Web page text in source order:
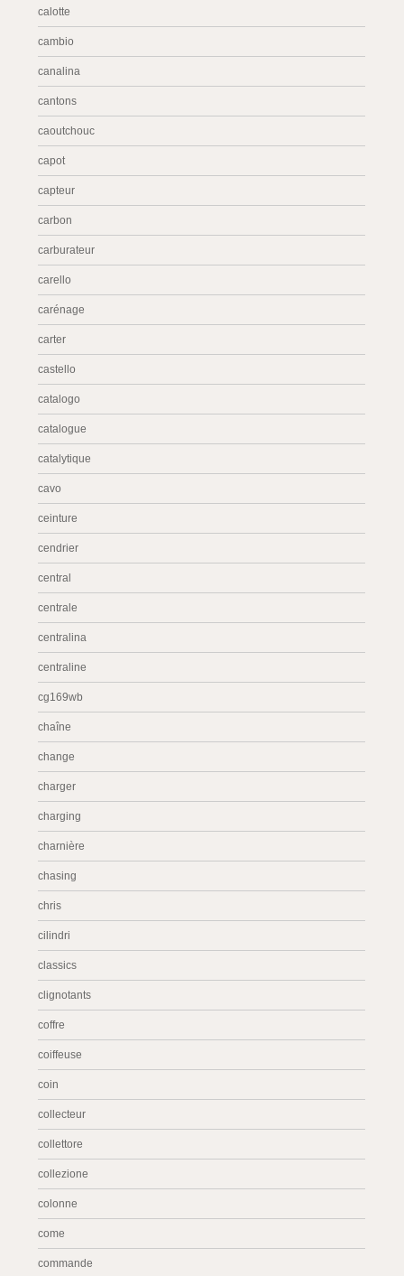
calotte
cambio
canalina
cantons
caoutchouc
capot
capteur
carbon
carburateur
carello
carénage
carter
castello
catalogo
catalogue
catalytique
cavo
ceinture
cendrier
central
centrale
centralina
centraline
cg169wb
chaîne
change
charger
charging
charnière
chasing
chris
cilindri
classics
clignotants
coffre
coiffeuse
coin
collecteur
collettore
collezione
colonne
come
commande